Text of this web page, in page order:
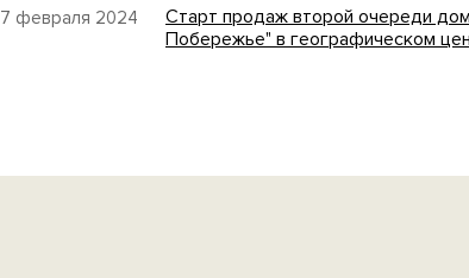
7 февраля 2024
Старт продаж второй очереди
Побережье" в географическом